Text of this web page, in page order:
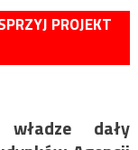
PROJEKT
władze dały